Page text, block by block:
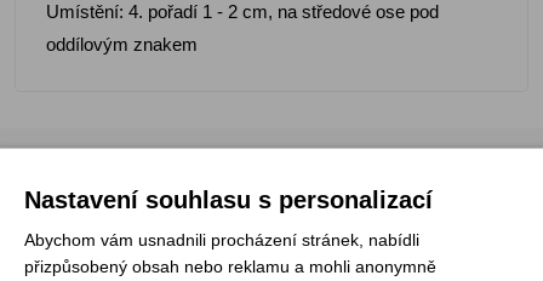
Umístění: 4. pořadí 1 - 2 cm, na středové ose pod
oddílovým znakem
nic neunikne
ODEBÍRAT
Nastavení souhlasu s personalizací
Abychom vám usnadnili procházení stránek, nabídli
přizpůsobený obsah nebo reklamu a mohli anonymně